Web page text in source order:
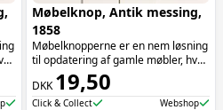
Møbelknop, Antik messing,
1858
Møbelknopperne er en nem løsning
til opdatering af gamle møbler, hvor
de tilføjer både funktionalitet og
æstetik. Møbelknopperne er især
oplagte at bruge på skuffer.
DKK19,50
Click & Collect Webshop